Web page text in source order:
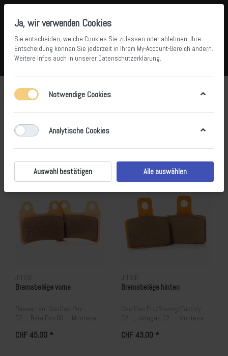
Menü Anmelden Vergleichen Wunschliste
Bremsen vorne und hinten
1-15von15
JITSIE
Bremsbeläge vorne
Passen an, GasGas Pro
02-...,Beta Evo 00-...,Montesa-
12,Ossa TR 11-...,Scorpa 12-...
CHF 45.00 *
JITSIE
Bremsbeläge hinten
Gas Gas Pro/Racing/Factory
02-..., Jotagas 12-..., Montesa
Sherco 02-..., TRS, Vertigo.
CHF 43.00 *
Ja, wir verwenden Cookies
Sie entscheiden, welche Cookies Sie zulassen oder ablehnen. Ihre
Entscheidung können Sie jederzeit in Ihrem My-Account-Bereich ändern.
Weitere Infos auch in unserer Datenschutzerklärung.
Notwendige Cookies
Analytische Cookies
Auswahl bestätigen Alle auswählen